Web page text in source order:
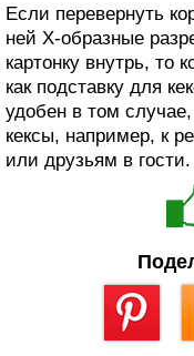
Если перевернуть
ней Х-образные
картонку внутрь, то
как подставку для
удобен в том
кексы, например, к
или друзьям в гости.